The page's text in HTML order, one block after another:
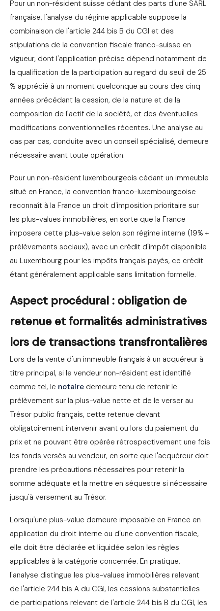
Pour un non-résident suisse cédant des parts d'une SARL
française, l'analyse du régime applicable suppose la
combinaison de l'article 244 bis B du CGI et des
stipulations de la convention fiscale franco-suisse en
vigueur, dont l'application précise dépend notamment de
la qualification de la participation au regard du seuil de 25
% apprécié à un moment quelconque au cours des cinq
années précédant la cession, de la nature et de la
composition de l'actif de la société, et des éventuelles
modifications conventionnelles récentes. Une analyse au
cas par cas, conduite avec un conseil spécialisé, demeure
nécessaire avant toute opération.
Pour un non-résident luxembourgeois cédant un immeuble
situé en France, la convention franco-luxembourgeoise
reconnaît à la France un droit d'imposition prioritaire sur
les plus-values immobilières, en sorte que la France
imposera cette plus-value selon son régime interne (19% +
prélèvements sociaux), avec un crédit d'impôt disponible
au Luxembourg pour les impôts français payés, ce crédit
étant généralement applicable sans limitation formelle.
Aspect procédural : obligation de
retenue et formalités administratives
lors de transactions transfrontalières
Lors de la vente d'un immeuble français à un acquéreur à
titre principal, si le vendeur non-résident est identifié
comme tel, le notaire demeure tenu de retenir le
prélèvement sur la plus-value nette et de le verser au
Trésor public français, cette retenue devant
obligatoirement intervenir avant ou lors du paiement du
prix et ne pouvant être opérée rétrospectivement une fois
les fonds versés au vendeur, en sorte que l'acquéreur doit
prendre les précautions nécessaires pour retenir la
somme adéquate et la mettre en séquestre si nécessaire
jusqu'à versement au Trésor.
Lorsqu'une plus-value demeure imposable en France en
application du droit interne ou d'une convention fiscale,
elle doit être déclarée et liquidée selon les règles
applicables à la catégorie concernée. En pratique,
l'analyse distingue les plus-values immobilières relevant
de l'article 244 bis A du CGI, les cessions substantielles
de participations relevant de l'article 244 bis B du CGI, les